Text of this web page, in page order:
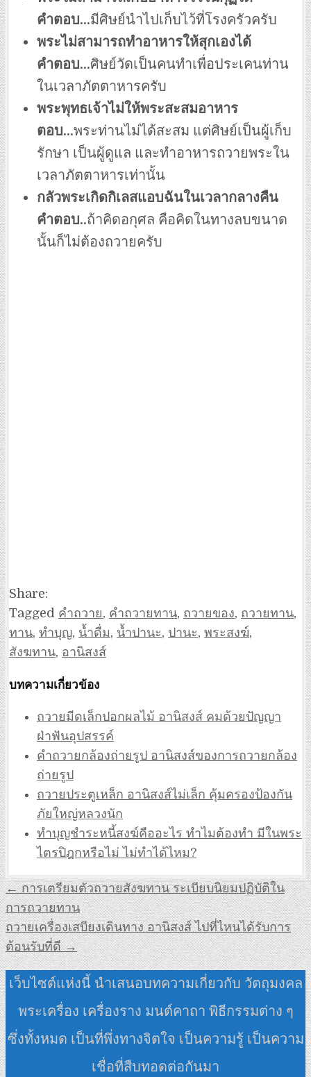
คำตอบ…มีศิษย์นำไปเก็บไว้ที่โรงครัวครับ
พระไม่สามารถทำอาหารให้สุกเองได้
คำตอบ…ศิษย์วัดเป็นคนทำเพื่อประเคนท่าน
ในเวลาภัตตาหารครับ
พระพุทธเจ้าไม่ให้พระสะสมอาหาร
ตอบ…พระท่านไม่ได้สะสม แต่ศิษย์เป็นผู้เก็บ
รักษา เป็นผู้ดูแล และทำอาหารถวายพระใน
เวลาภัตตาหารเท่านั้น
กลัวพระเกิดกิเลสแอบฉันในเวลากลางคืน
คำตอบ..ถ้าคิดอกุศล คือคิดในทางลบขนาด
นั้นก็ไม่ต้องถวายครับ
Share:
Tagged คำถวาย, คำถวายทาน, ถวายของ, ถวายทาน,
ทาน, ทำบุญ, น้ำดื่ม, น้ำปานะ, ปานะ, พระสงฆ์,
สังฆทาน, อานิสงส์
บทความเกี่ยวข้อง
ถวายมีดเล็กปอกผลไม้ อานิสงส์ คมด้วยปัญญา
ฝ่าฟันอุปสรรค์
คำถวายกล้องถ่ายรูป อานิสงส์ของการถวายกล้อง
ถ่ายรูป
ถวายประตูเหล็ก อานิสงส์ไม่เล็ก คุ้มครองป้องกัน
ภัยใหญ่หลวงนัก
ทำบุญชำระหนี้สงฆ์คืออะไร ทำไมต้องทำ มีในพระ
ไตรปิฎกหรือไม่ ไม่ทำได้ไหม?
แนะแนว
เรื่อง
← การเตรียมตัวถวายสังฆทาน ระเบียบนิยมปฏิบัติใน
การถวายทาน
ถวายเครื่องเสบียงเดินทาง อานิสงส์ ไปที่ไหนได้รับการ
ต้อนรับที่ดี →
เว็บไซต์แห่งนี้ นำเสนอบทความเกี่ยวกับ วัตถุมงคล
พระเครื่อง เครื่องราง มนต์คาถา พิธีกรรมต่าง ๆ
ซึ่งทั้งหมด เป็นที่พึ่งทางจิตใจ เป็นความรู้ เป็นความ
เชื่อที่สืบทอดต่อกันมา